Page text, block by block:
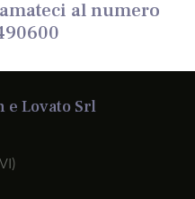
al numero
e Lovato Srl